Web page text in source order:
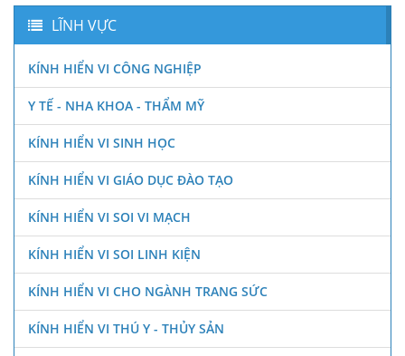
LĨNH VỰC
KÍNH HIỂN VI CÔNG NGHIỆP
Y TẾ - NHA KHOA - THẨM MỸ
KÍNH HIỂN VI SINH HỌC
KÍNH HIỂN VI GIÁO DỤC ĐÀO TẠO
KÍNH HIỂN VI SOI VI MẠCH
KÍNH HIỂN VI SOI LINH KIỆN
KÍNH HIỂN VI CHO NGÀNH TRANG SỨC
KÍNH HIỂN VI THÚ Y - THỦY SẢN